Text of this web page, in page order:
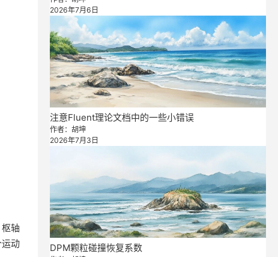
轴
动
2026年7月6日
注意Fluent理论文档中的一些小错误
作者：胡坤
2026年7月3日
DPM颗粒碰撞恢复系数